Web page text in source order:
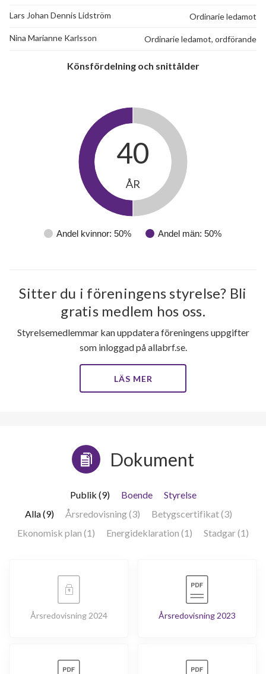
Lars Johan Dennis Lidström Ordinarie ledamot
Nina Marianne Karlsson Ordinarie ledamot, ordförande
Könsfördelning och snittålder
Andel kvinnor: 50% Andel män: 50%
40
ÅR
Sitter du i föreningens styrelse? Bli
gratis medlem hos oss.
Styrelsemedlemmar kan uppdatera föreningens uppgifter
som inloggad på allabrf.se.
LÄS MER
Dokument
Publik (9) Boende
Styrelse
Alla (9)
Årsredovisning (3)
Betygscertifikat (3)
Ekonomisk plan (1)
Energideklaration (1) Stadgar (1)
Årsredovisning 2024 Årsredovisning 2023